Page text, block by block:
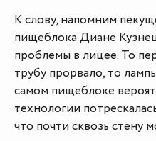
К слову, напомним
пищеблока Диане
проблемы в лицее. То
трубу прорвало, то
самом пищеблоке
технологии
что почти сквозь стену